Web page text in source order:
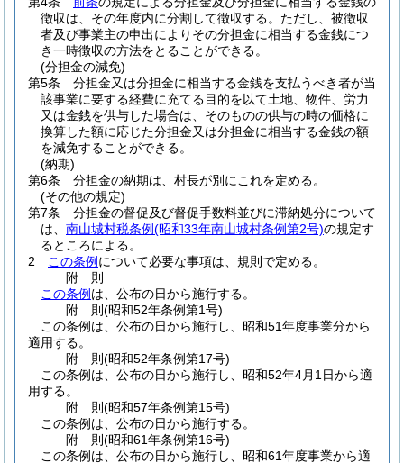
徴収は、その年度内に分割して徴収する。 ただし、被徴収
者及び事業主の申出によりその分担金に相当する金銭につ
き一時徴収の方法をとることができる。
(分担金の減免)
第5条
分担金又は分担金に相当する金銭を支払うべき者が当
該事業に要する経費に充てる目的を以て土地、物件、労力
又は金銭を供与した場合は、そのものの供与の時の価格に
換算した額に応じた分担金又は分担金に相当する金銭の額
を減免することができる。
(納期)
第6条
分担金の納期は、村長が別にこれを定める。
(その他の規定)
第7条
分担金の督促及び督促手数料並びに滞納処分について
は、 南山城村税条例(昭和33年南山城村条例第2号)の規定す
るところによる。
2
この条例 について必要な事項は、規則で定める。
附 則
この条例 は、公布の日から施行する。
附 則(昭和52年条例第1号)
この条例は、公布の日から施行し、昭和51年度事業分から
適用する。
附 則(昭和52年条例第17号)
この条例は、公布の日から施行し、昭和52年4月1日から適
用する。
附 則(昭和57年条例第15号)
この条例は、公布の日から施行する。
附 則(昭和61年条例第16号)
この条例は、公布の日から施行し、昭和61年度事業から適